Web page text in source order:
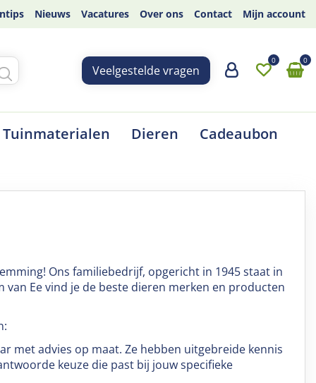
Nieuws Vacatures Over ons Contact Mijn account
Veelgestelde vragen
Tuinmaterialen Dieren Cadeaubon
Ons familiebedrijf, opgericht in 1945 staat in
Ee vind je de beste dieren merken en producten
met advies op maat. Ze hebben uitgebreide kennis
keuze die past bij jouw specifieke